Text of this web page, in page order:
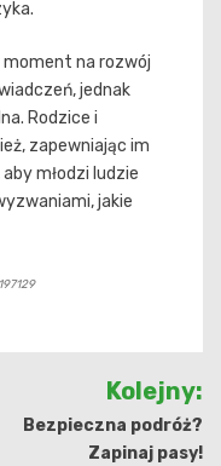
moment na rozwój
jednak
Rodzice i
zapewniając im
młodzi ludzie
jakie
Kolejny:
Bezpieczna podróż?
Zapinaj pasy!